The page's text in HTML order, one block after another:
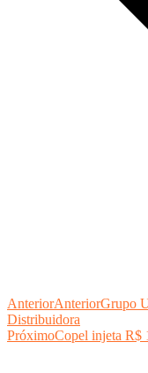
AnteriorAnteriorGrupo
Distribuidora
PróximoCopel injeta R$